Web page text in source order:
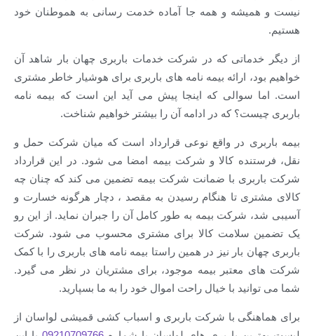
و همه جا آماده خدمت رسانی به هموطنان خود
که در شرکت خدمات باربری چهان بار شاهد آن
ارائه بیمه نامه های باربری برای هوشیار خاطر مشتری
که اینجا پیش می آید این است که بیمه نامه
که در ادامه آن را بیشتر خواهیم شناخت.
در واقع نوعی قرارداد است که میان شرکت حمل و
کالا و شرکت بیمه امضا می شود. در این قرارداد
با ضمانت شرکت بیمه تضمین می کند که چنان چه
تا هنگام رسیدن به مقصد ، دچار هرگونه خسارت و
شرکت بیمه به طور کامل آن را جبران نماید. از این رو
سلامت کالا برای مشتری محسوب می شود. شرکت
بار نیز در همین راستا بیمه نامه های باربری را با کمک
بیمه موجود، برای مشتریان در نظر می گیرد.
با خیال راحت اموال خود را به ما بسپارید.
با شرکت باربری و اسباب کشی قمیشی لواسان از